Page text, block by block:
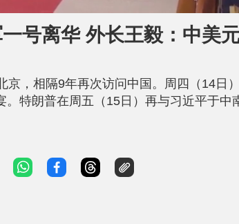
号离华 外长王毅：中美
京，相隔9年再次访问中国。周四（14日
特朗普在周五（15日）再与习近平于中
题 23：10 新华社报道，外长王毅向媒
事关中美关系以及世界和平发展的重大